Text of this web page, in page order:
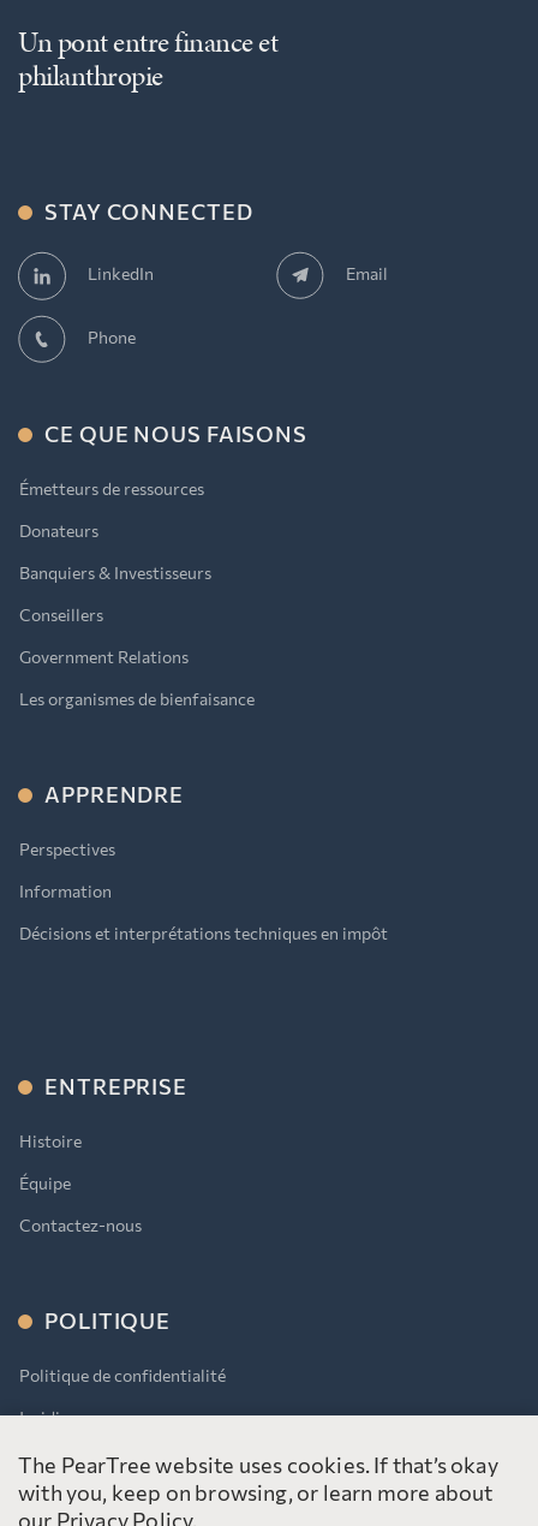
Un pont entre finance et
philanthropie
STAY CONNECTED
LinkedIn Email
Phone
CE QUE NOUS FAISONS
Émetteurs de ressources
Donateurs
Banquiers & Investisseurs
Conseillers
Government Relations
Les organismes de bienfaisance
APPRENDRE
Perspectives
Information
Décisions et interprétations techniques en impôt
ENTREPRISE
Histoire
Équipe
Contactez-nous
POLITIQUE
Politique de confidentialité
Juridique
AODA
The PearTree website uses cookies. If that’s okay
with you, keep on browsing, or learn more about
our Privacy Policy.